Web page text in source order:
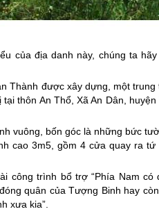
của địa danh này, chúng ta
Thành được xây dựng, một
thôn An Thổ, Xã An Dân,
vuông, bốn góc là những bức
cao 3m5, gồm 4 cửa quay ra
công trình bổ trợ “Phía Nam
quân của Tượng Binh hay
xưa kia”.